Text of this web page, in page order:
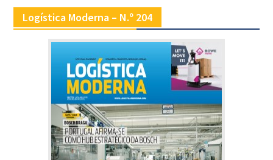
Logística Moderna – N.º 204